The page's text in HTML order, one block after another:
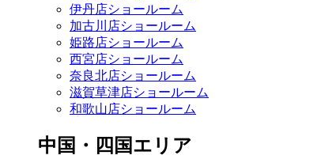
伊丹店ショールーム
加古川店ショールーム
姫路店ショールーム
西宮店ショールーム
奈良北店ショールーム
滋賀草津店ショールーム
和歌山店ショールーム
中国・四国エリア